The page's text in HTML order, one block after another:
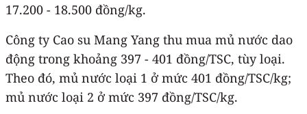
17.200 - 18.500 đồng/kg.
Công ty Cao su Mang Yang thu mua mủ nước dao
động trong khoảng 397 - 401 đồng/TSC, tùy loại.
Theo đó, mủ nước loại 1 ở mức 401 đồng/TSC/kg;
mủ nước loại 2 ở mức 397 đồng/TSC/kg.